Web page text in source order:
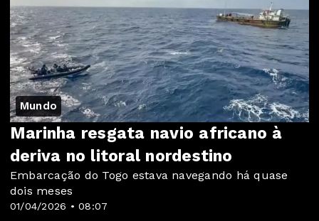
Mundo
01/04/2026 • 08:07
Marinha resgata navio africano à
deriva no litoral nordestino
Embarcação do Togo estava navegando há quase
dois meses